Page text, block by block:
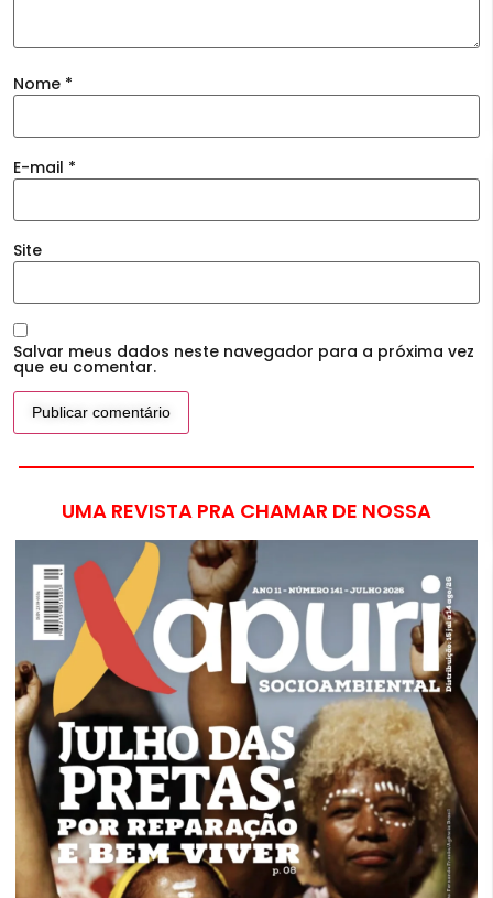
Nome *
E-mail *
Site
Salvar meus dados neste navegador para a próxima vez
que eu comentar.
UMA REVISTA PRA CHAMAR DE NOSSA